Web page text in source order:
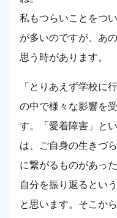
私もつらいことをつ
が多いのですが、あ
思う時があります。
「とりあえず学校に
の中で様々な影響を
す。「愛着障害」と
は、ご自身の生きづ
に繋がるものがあっ
自分を振り返るとい
と思います。そこか